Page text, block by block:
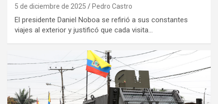
5 de diciembre de 2025 Pedro Castro
El presidente Daniel Noboa se refirió a sus constantes
viajes al exterior y justificó que cada visita…